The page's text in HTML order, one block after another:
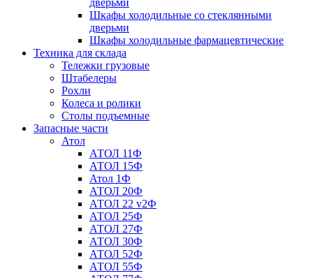
Шкафы холодильные со стеклянными
дверьми
Шкафы холодильные фармацевтические
Техника для склада
Тележки грузовые
Штабелеры
Рохли
Колеса и ролики
Столы подъемные
Запасные части
Атол
АТОЛ 11Ф
АТОЛ 15Ф
Атол 1Ф
АТОЛ 20Ф
АТОЛ 22 v2Ф
АТОЛ 25Ф
АТОЛ 27Ф
АТОЛ 30Ф
АТОЛ 52Ф
АТОЛ 55Ф